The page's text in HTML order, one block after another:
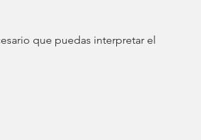
que puedas interpretar el